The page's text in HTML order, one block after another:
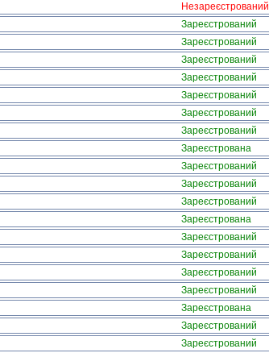
Незареєстрований
Зареєстрований
Зареєстрований
Зареєстрований
Зареєстрований
Зареєстрований
Зареєстрований
Зареєстрований
Зареєстрована
Зареєстрований
Зареєстрований
Зареєстрований
Зареєстрована
Зареєстрований
Зареєстрований
Зареєстрований
Зареєстрований
Зареєстрована
Зареєстрований
Зареєстрований